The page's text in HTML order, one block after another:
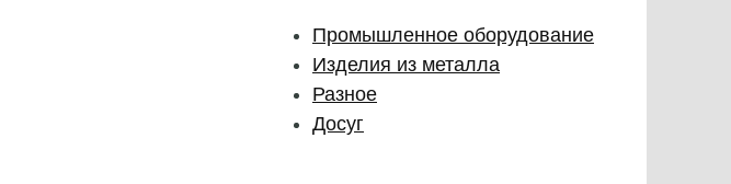
Промышленное оборудование
Изделия из металла
Разное
Досуг